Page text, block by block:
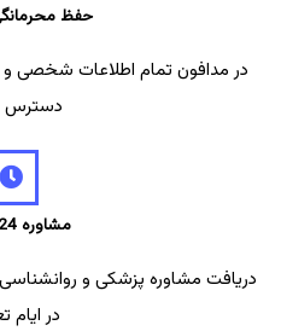
حفظ
در مدافون تمام اطلاعات شخصی
مشاوره 24 ساعته
دریافت مشاوره پزشکی و
در ایام